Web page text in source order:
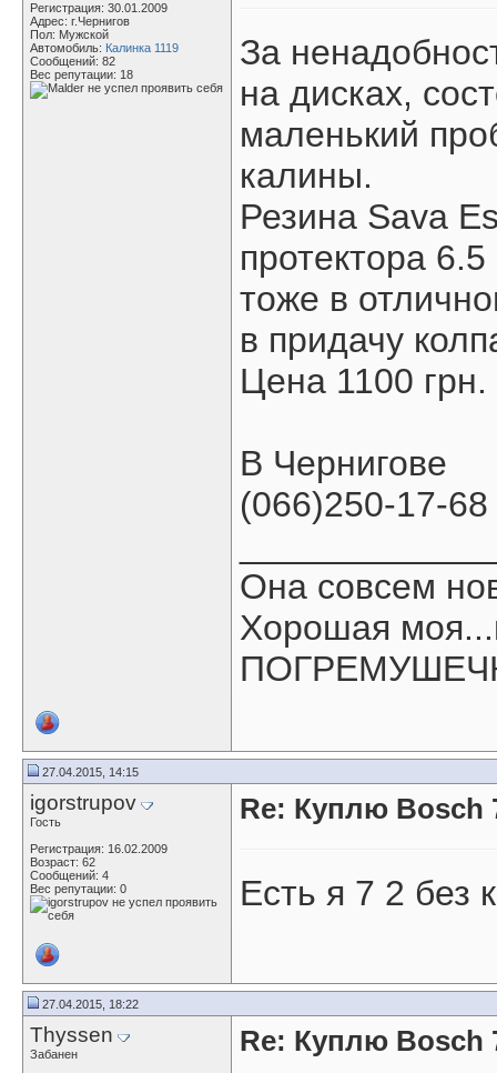
Регистрация: 30.01.2009
Адрес: г.Чернигов
Пол: Мужской
Автомобиль: Калинка 1119
Сообщений: 82
Вес репутации: 18
За
на дисках,
маленький
калины.
Резина Sava
протектора
тоже в
в придачу
Цена 1100 грн.
В Чернигове
(066)250-17-
Она совсем
Хорошая
27.04.2015, 14:15
igorstrupov
Гость
Регистрация: 16.02.2009
Возраст: 62
Сообщений: 4
Вес репутации: 0
Re: Куплю Bosch
Есть я 7 2 без
27.04.2015, 18:22
Thyssen
Забанен
Re: Куплю Bosch